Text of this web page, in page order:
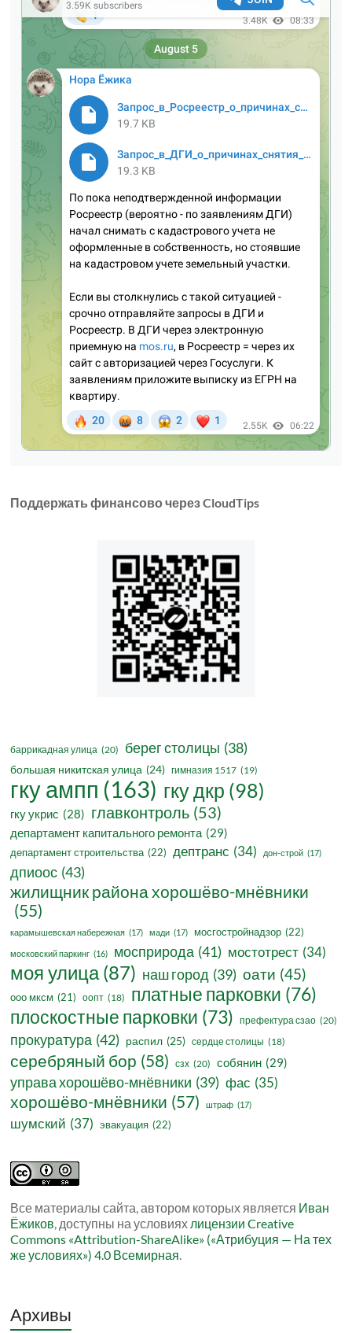
Поддержать финансово через CloudTips
баррикадная улица (20) берег столицы (38)
большая никитская улица (24) гимназия 1517 (19)
гку ампп (163) гку дкр (98)
гку укрис (28) главконтроль (53)
департамент капитального ремонта (29)
департамент строительства (22) дептранс (34) дон-строй (17)
дпиоос (43)
жилищник района хорошёво-мнёвники
(55)
карамышевская набережная (17) мади (17) мосгостройнадзор (22)
московский паркинг (16) мосприрода (41) мостотрест (34)
моя улица(87) наш город (39) оати (45)
ооо мксм (21) оопт (18) платные парковки (76)
плоскостные парковки (73) префектура сзао (20)
прокуратура (42) распил (25) сердце столицы (18)
серебряный бор (58) сзх (20) собянин (29)
управа хорошёво-мнёвники (39) фас (35)
хорошёво-мнёвники (57) штраф (17)
шумский (37) эвакуация (22)
Все материалы сайта, автором которых является Иван
Ёжиков, доступны на условиях лицензии Creative
Commons «Attribution-ShareAlike» («Атрибуция — На тех
же условиях») 4.0 Всемирная.
Архивы